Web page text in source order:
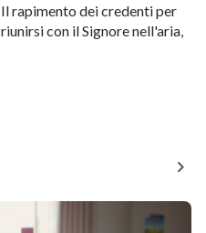
Il rapimento dei credenti per
riunirsi con il Signore nell'aria,